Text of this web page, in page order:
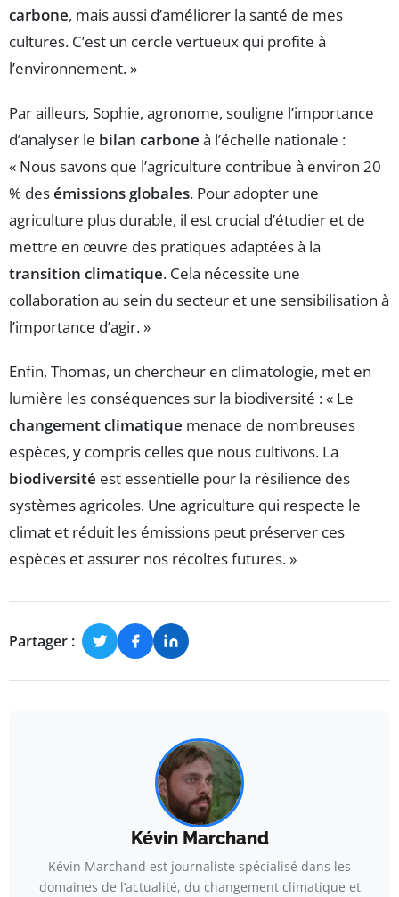
carbone, mais aussi d’améliorer la santé de mes
cultures. C’est un cercle vertueux qui profite à
l’environnement. »
Par ailleurs, Sophie, agronome, souligne l’importance
d’analyser le bilan carbone à l’échelle nationale :
« Nous savons que l’agriculture contribue à environ 20
% desémissions globales. Pour adopter une
agriculture plus durable, il est crucial d’étudier et de
mettre en œuvre des pratiques adaptées à la
transition climatique. Cela nécessite une
collaboration au sein du secteur et une sensibilisation à
l’importance d’agir. »
Enfin, Thomas, un chercheur en climatologie, met en
lumière les conséquences sur la biodiversité : « Le
changement climatique menace de nombreuses
espèces, y compris celles que nous cultivons. La
biodiversité est essentielle pour la résilience des
systèmes agricoles. Une agriculture qui respecte le
climat et réduit les émissions peut préserver ces
espèces et assurer nos récoltes futures. »
Partager :
Kévin Marchand
Kévin Marchand est journaliste spécialisé dans les
domaines de l’actualité, du changement climatique et